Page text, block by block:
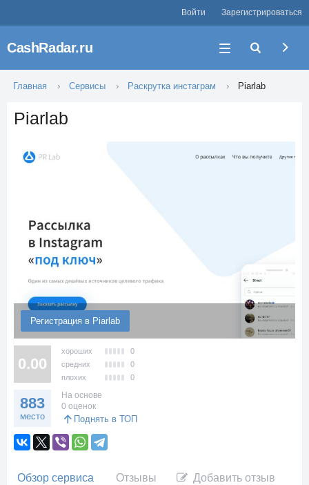
Войти Зарегистрироваться
CashRadar.ru
Главная Сервисы Раскрутка инстаграм Piarlab
Piarlab
Регистрация в Piarlab
0.00
хороших
0
средних
0
плохих
0
883
место
На основе
0 оценок
Поднять в ТОП
Обзор сервиса Отзывы Добавить отзыв